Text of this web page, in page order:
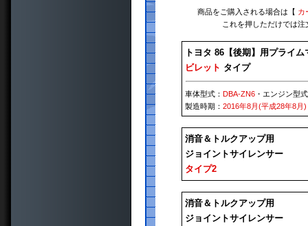
商品をご購入される場合は【 カ
これを押しただけでは
トヨタ 86【後期】用プライム
ビレット タイプ
車体型式：DBA-ZN6 ・エンジン型
製造時期：2016年8月(平成28年8月)
消音＆トルクアップ用
ジョイントサイレンサー
タイプ2
消音＆トルクアップ用
ジョイントサイレンサー